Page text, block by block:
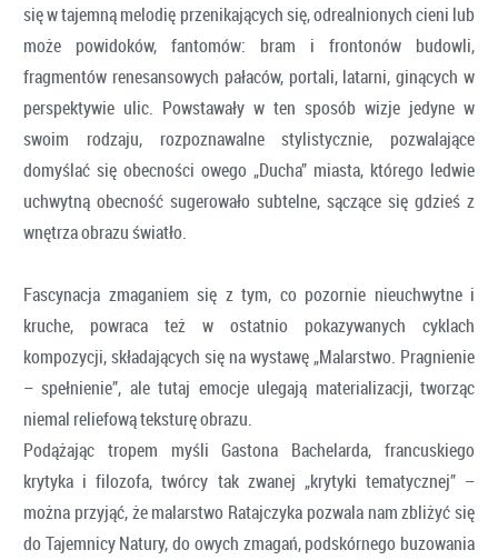
się w tajemną melodię przenikających się, odrealnionych cieni lub
może powidoków, fantomów: bram i frontonów budowli,
fragmentów renesansowych pałaców, portali, latarni, ginących w
perspektywie ulic. Powstawały w ten sposób wizje jedyne w
swoim rodzaju, rozpoznawalne stylistycznie, pozwalające
domyślać się obecności owego „Ducha” miasta, którego ledwie
uchwytną obecność sugerowało subtelne, sączące się gdzieś z
wnętrza obrazu światło.
Fascynacja zmaganiem się z tym, co pozornie nieuchwytne i
kruche, powraca też w ostatnio pokazywanych cyklach
kompozycji, składających się na wystawę „Malarstwo. Pragnienie
– spełnienie”, ale tutaj emocje ulegają materializacji, tworząc
niemal reliefową teksturę obrazu.
Podążając tropem myśli Gastona Bachelarda, francuskiego
krytyka i filozofa, twórcy tak zwanej „krytyki tematycznej” –
można przyjąć, że malarstwo Ratajczyka pozwala nam zbliżyć się
do Tajemnicy Natury, do owych zmagań, podskórnego buzowania